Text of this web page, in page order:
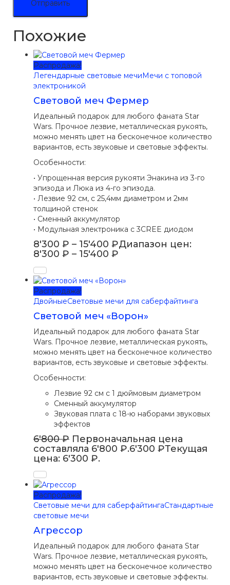
Похожие
Распродажа!
Легендарные световые мечиМечи с топовой
электроникой
Световой меч Фермер
Идеальный подарок для любого фаната Star
Wars. Прочное лезвие, металлическая рукоять,
можно менять цвет на бесконечное количество
вариантов, есть звуковые и световые эффекты.
Особенности:
• Упрощенная версия рукояти Энакина из 3-го
эпизода и Люка из 4-го эпизода.
• Лезвие 92 см, с 25,4мм диаметром и 2мм
толщиной стенок
• Сменный аккумулятор
• Модульная электроника с 3CREE диодом
8'300 ₽ – 15'400 ₽Диапазон цен:
8'300 ₽ – 15'400 ₽
Распродажа!
ДвойныеСветовые мечи для саберфайтинга
Световой меч «Ворон»
Идеальный подарок для любого фаната Star
Wars. Прочное лезвие, металлическая рукоять,
можно менять цвет на бесконечное количество
вариантов, есть звуковые и световые эффекты.
Особенности:
Лезвие 92 см с 1 дюймовым диаметром
Сменный аккумулятор
Звуковая плата с 18-ю наборами звуковых
эффектов
6'800₽ Первоначальная цена
составляла 6'800 ₽.6'300 ₽Текущая
цена: 6'300 ₽.
Распродажа!
Световые мечи для саберфайтингаСтандартные
световые мечи
Агрессор
Идеальный подарок для любого фаната Star
Wars. Прочное лезвие, металлическая рукоять,
можно менять цвет на бесконечное количество
вариантов, есть звуковые и световые эффекты.